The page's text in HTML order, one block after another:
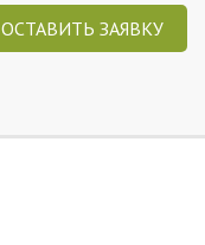
ОСТАВИТЬ ЗАЯВКУ